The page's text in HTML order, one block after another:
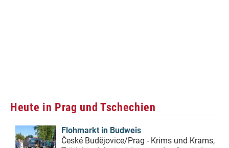
Heute in Prag und Tschechien
Flohmarkt in Budweis
České Budějovice/Prag - Krims und Krams,